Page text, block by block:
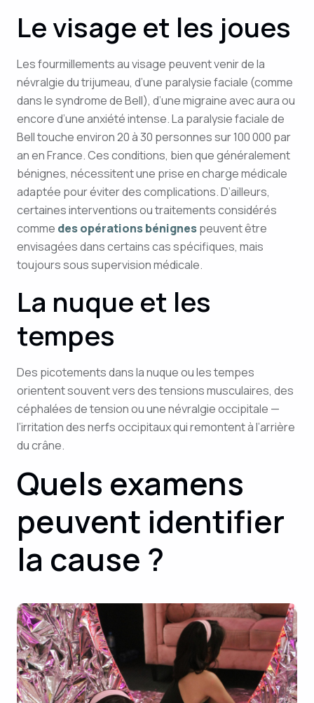
Le visage et les joues
Les fourmillements au visage peuvent venir de la
névralgie du trijumeau, d’une paralysie faciale (comme
dans le syndrome de Bell), d’une migraine avec aura ou
encore d’une anxiété intense. La paralysie faciale de
Bell touche environ 20 à 30 personnes sur 100 000 par
an en France. Ces conditions, bien que généralement
bénignes, nécessitent une prise en charge médicale
adaptée pour éviter des complications. D’ailleurs,
certaines interventions ou traitements considérés
comme des opérations bénignespeuvent être
envisagées dans certains cas spécifiques, mais
toujours sous supervision médicale.
La nuque et les
tempes
Des picotements dans la nuque ou les tempes
orientent souvent vers des tensions musculaires, des
céphalées de tension ou une névralgie occipitale —
l’irritation des nerfs occipitaux qui remontent à l’arrière
du crâne.
Quels examens
peuvent identifier
la cause ?